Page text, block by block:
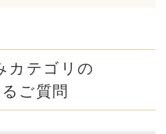
カテゴリの
ご質問